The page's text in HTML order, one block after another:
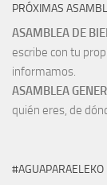
PRÓXIMAS
ASAMBLEA DE
escribe con tu
informamos.
ASAMBLEA
quién eres, de
#AGUAPARAELEKO